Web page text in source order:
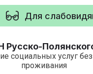
Для
социальных услуг
проживания